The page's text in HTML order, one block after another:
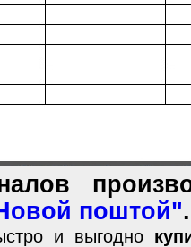
поштой".
и выгодно